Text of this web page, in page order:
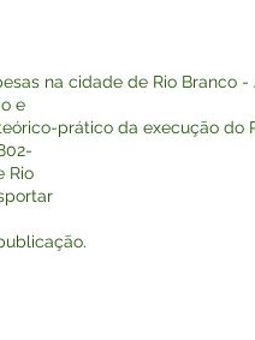
na cidade de Rio Branco
e
prático da execução do
Rio